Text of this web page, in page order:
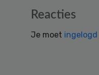
Reacties
Je moet